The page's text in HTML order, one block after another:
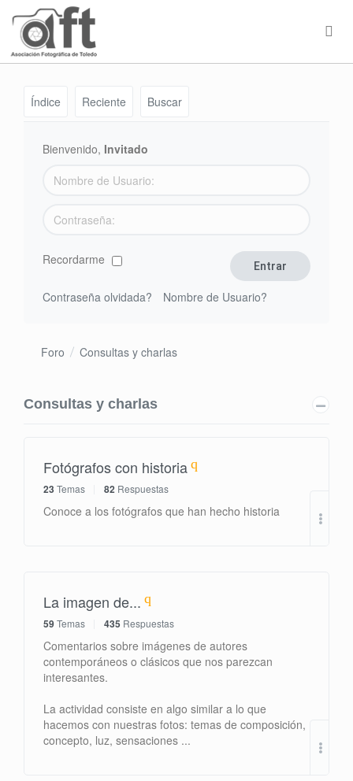
Índice Reciente Buscar
Bienvenido, Invitado
Recordarme
Contraseña olvidada? Nombre de Usuario?
Foro Consultas y charlas
Consultas y charlas
Fotógrafos con historia
23 Temas 82 Respuestas
Conoce a los fotógrafos que han hecho historia
La imagen de...
59Temas 435 Respuestas
Comentarios sobre imágenes de autores
contemporáneos o clásicos que nos parezcan
interesantes.
La actividad consiste en algo similar a lo que
hacemos con nuestras fotos: temas de composición,
concepto, luz, sensaciones ...